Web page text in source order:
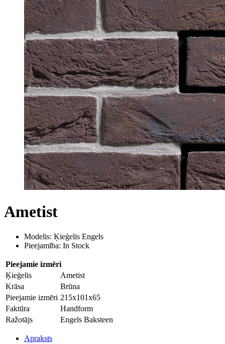
Ametist
Modelis: Ķieģelis Engels
Pieejamība: In Stock
Pieejamie izmēri
Ķieģelis
Ametist
Krāsa
Brūna
Pieejamie izmēri 215x101x65
Faktūra
Handform
Ražotājs
Engels Baksteen
Apraksts